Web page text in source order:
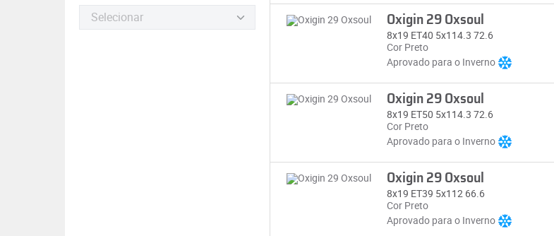
Oxigin 29 Oxsoul
8x19 ET40 5x114.3 72.6
Cor Preto
Aprovado para o Inverno
Oxigin 29 Oxsoul
8x19 ET50 5x114.3 72.6
Cor Preto
Aprovado para o Inverno
Oxigin 29 Oxsoul
8x19 ET39 5x112 66.6
Cor Preto
Aprovado para o Inverno